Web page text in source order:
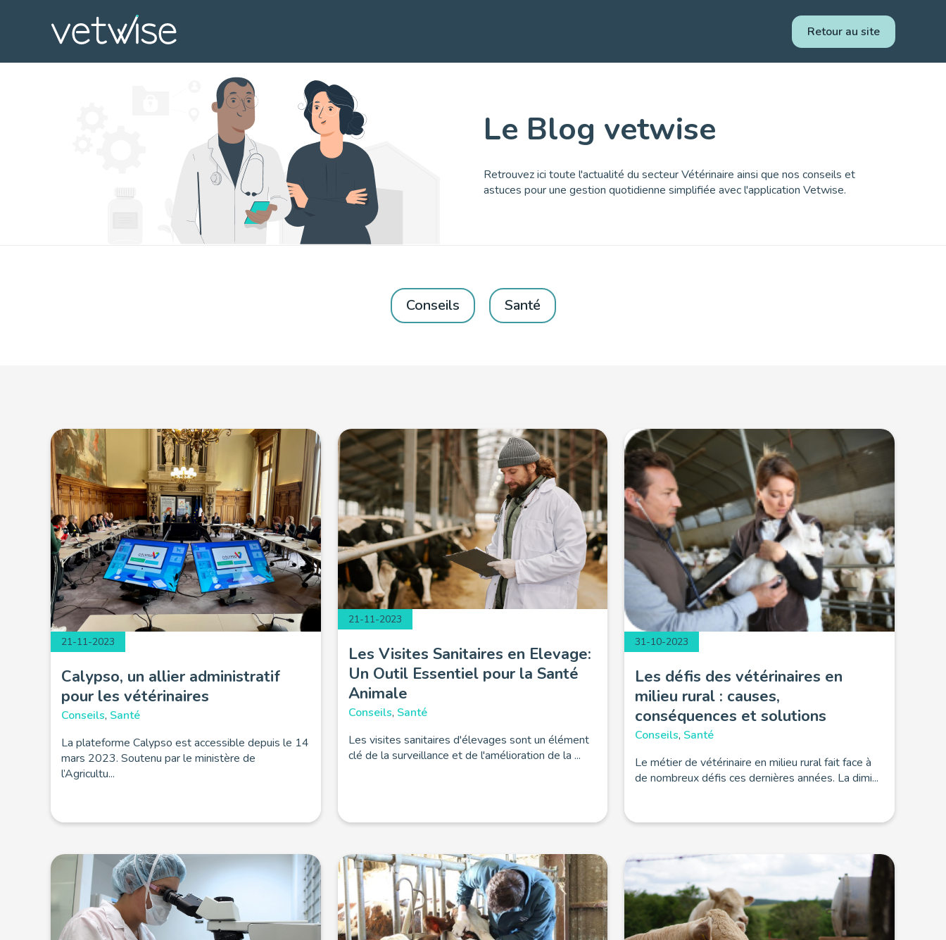
Retour au site
Le Blog vetwise
Retrouvez ici toute l'actualité du secteur Vétérinaire ainsi que nos conseils et
astuces pour une gestion quotidienne simplifiée avec l'application Vetwise.
Conseils Santé
Conseils, Santé
Calypso, un allier administratif
pour les vétérinaires
21-11-2023
La plateforme Calypso est accessible depuis le 14
mars 2023. Soutenu par le ministère de
l’Agricultu...
Conseils, Santé
Les Visites Sanitaires en Elevage:
Un Outil Essentiel pour la Santé
Animale
21-11-2023
Les visites sanitaires d'élevages sont un élément
clé de la surveillance et de l'amélioration de la ...
Conseils, Santé
Les défis des vétérinaires en
milieu rural : causes,
conséquences et solutions
31-10-2023
Le métier de vétérinaire en milieu rural fait face à
de nombreux défis ces dernières années. La dimi...